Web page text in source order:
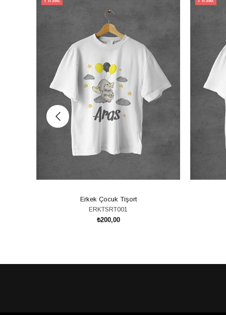
Erkek Çocuk Tişort
ERKTSRT001
₺200,00